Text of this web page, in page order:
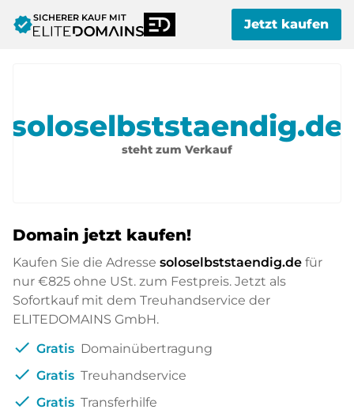
verifiedSICHERER KAUF MIT Jetzt kaufen
soloselbststaendig.de
steht zum Verkauf
Domain jetzt kaufen!
Kaufen Sie die Adresse soloselbststaendig.de für
nur €825 ohne USt. zum Festpreis. Jetzt als
Sofortkauf mit dem Treuhandservice der
ELITEDOMAINS GmbH.
check Gratis Domainübertragung
check Gratis Treuhandservice
check Gratis Transferhilfe